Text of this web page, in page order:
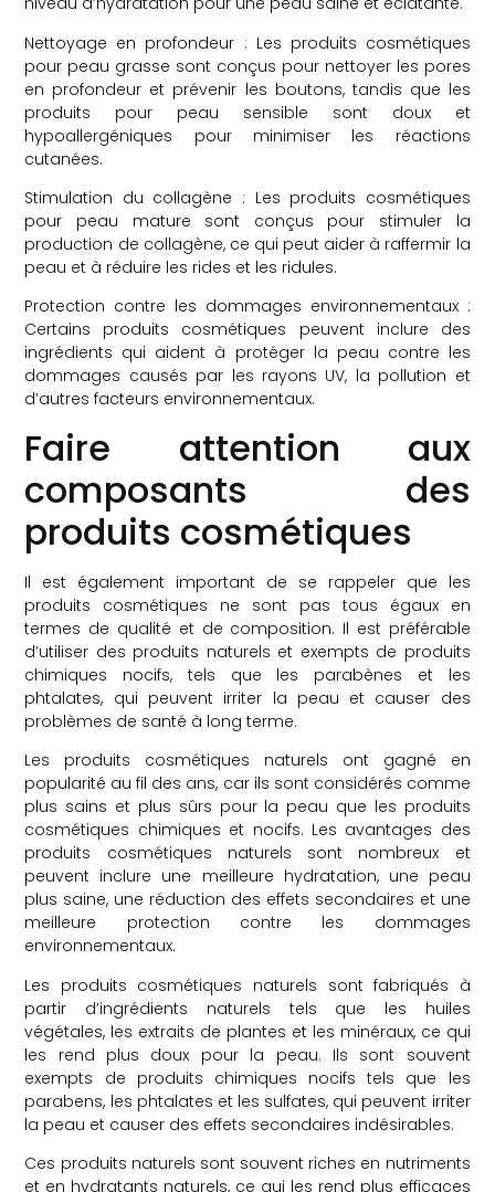
Nettoyage en profondeur : Les produits cosmétiques
pour peau grasse sont conçus pour nettoyer les pores
en profondeur et prévenir les boutons, tandis que les
produits pour peau sensible sont doux et
hypoallergéniques pour minimiser les réactions
cutanées.
Stimulation du collagène : Les produits cosmétiques
pour peau mature sont conçus pour stimuler la
production de collagène, ce qui peut aider à raffermir la
peau et à réduire les rides et les ridules.
Protection contre les dommages environnementaux :
Certains produits cosmétiques peuvent inclure des
ingrédients qui aident à protéger la peau contre les
dommages causés par les rayons UV, la pollution et
d’autres facteurs environnementaux.
Faire attention aux
composants des
produits cosmétiques
Il est également important de se rappeler que les
produits cosmétiques ne sont pas tous égaux en
termes de qualité et de composition. Il est préférable
d’utiliser des produits naturels et exempts de produits
chimiques nocifs, tels que les parabènes et les
phtalates, qui peuvent irriter la peau et causer des
problèmes de santé à long terme.
Les produits cosmétiques naturels ont gagné en
popularité au fil des ans, car ils sont considérés comme
plus sains et plus sûrs pour la peau que les produits
cosmétiques chimiques et nocifs. Les avantages des
produits cosmétiques naturels sont nombreux et
peuvent inclure une meilleure hydratation, une peau
plus saine, une réduction des effets secondaires et une
meilleure protection contre les dommages
environnementaux.
Les produits cosmétiques naturels sont fabriqués à
partir d’ingrédients naturels tels que les huiles
végétales, les extraits de plantes et les minéraux, ce qui
les rend plus doux pour la peau. Ils sont souvent
exempts de produits chimiques nocifs tels que les
parabens, les phtalates et les sulfates, qui peuvent irriter
la peau et causer des effets secondaires indésirables.
Ces produits naturels sont souvent riches en nutriments
et en hydratants naturels, ce qui les rend plus efficaces